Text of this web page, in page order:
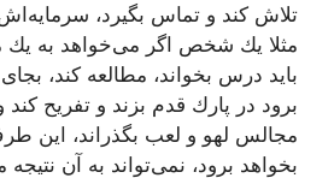
تلاش كند و تماس بگیرد، سرمایه‌اش
مثلا یك شخص اگر می‌خواهد به
باید درس بخواند، مطالعه كند،
برود در پارك قدم بزند و تفریح
مجالس لهو و لعب بگذراند، این
بخواهد برود، نمی‌تواند به آن